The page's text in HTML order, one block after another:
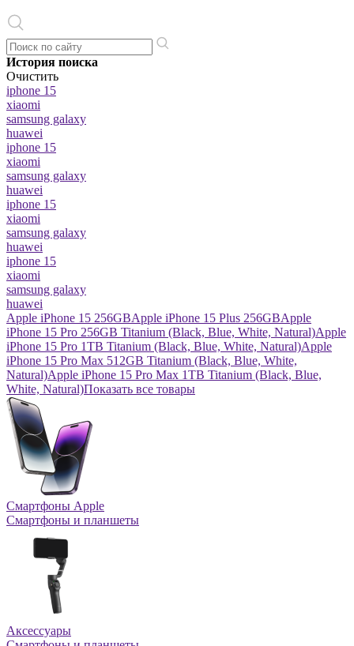
История поиска
Очистить
iphone 15
xiaomi
samsung galaxy
huawei
iphone 15
xiaomi
samsung galaxy
huawei
iphone 15
xiaomi
samsung galaxy
huawei
iphone 15
xiaomi
samsung galaxy
huawei
Apple iPhone 15 256GBApple iPhone 15 Plus 256GBApple
iPhone 15 Pro 256GB Titanium (Black, Blue, White, Natural)Apple
iPhone 15 Pro 1TB Titanium (Black, Blue, White, Natural)Apple
iPhone 15 Pro Max 512GB Titanium (Black, Blue, White,
Natural)Apple iPhone 15 Pro Max 1TB Titanium (Black, Blue,
White, Natural)Показать все товары
Смартфоны Apple
Смартфоны и планшеты
Аксессуары